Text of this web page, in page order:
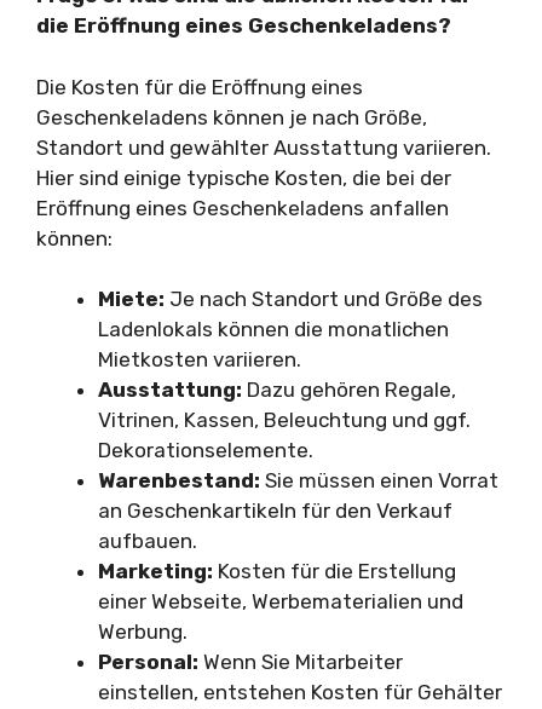
die Eröffnung eines Geschenkeladens?
Die Kosten für die Eröffnung eines
Geschenkeladens können je nach Größe,
Standort und gewählter Ausstattung variieren.
Hier sind einige typische Kosten, die bei der
Eröffnung eines Geschenkeladens anfallen
können:
Miete: Je nach Standort und Größe des
Ladenlokals können die monatlichen
Mietkosten variieren.
Ausstattung: Dazu gehören Regale,
Vitrinen, Kassen, Beleuchtung und ggf.
Dekorationselemente.
Warenbestand: Sie müssen einen Vorrat
an Geschenkartikeln für den Verkauf
aufbauen.
Marketing: Kosten für die Erstellung
einer Webseite, Werbematerialien und
Werbung.
Personal: Wenn Sie Mitarbeiter
einstellen, entstehen Kosten für Gehälter